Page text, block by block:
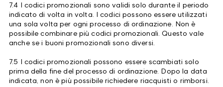
7.4 I codici promozionali sono validi solo durante il periodo
indicato di volta in volta. I codici possono essere utilizzati
una sola volta per ogni processo di ordinazione. Non è
possibile combinare più codici promozionali. Questo vale
anche se i buoni promozionali sono diversi.
7.5 I codici promozionali possono essere scambiati solo
prima della fine del processo di ordinazione. Dopo la data
indicata, non è più possibile richiedere riacquisti o rimborsi.